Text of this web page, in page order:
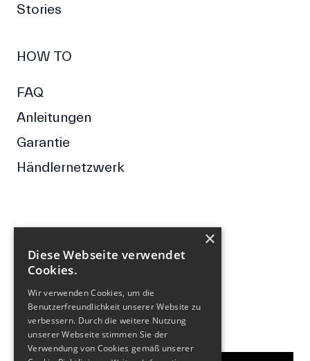
Stories
HOW TO
FAQ
Anleitungen
Garantie
Händlernetzwerk
FOLGE UNS
FacebookInstagram
NEWSLETTER
×
Diese Webseite verwendet
Cookies.
Wir verwenden Cookies, um die
Benutzerfreundlichkeit unserer Website zu
verbessern. Durch die weitere Nutzung
unserer Webseite stimmen Sie der
Verwendung von Cookies gemäß unserer